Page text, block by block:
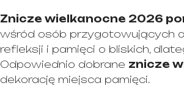
Znicze wielkanocne 2026
wśród osób przygotowujących
refleksji i pamięci o bliskich,
Odpowiednio dobrane znicze
dekorację miejsca pamięci.